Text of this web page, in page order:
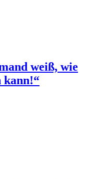
weiß, wie
kann!“